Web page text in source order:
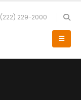
(222) 229-2000